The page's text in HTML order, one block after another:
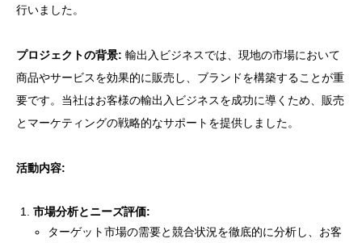
行いました。
プロジェクトの背景: 輸出入ビジネスでは、現地の市場において
商品やサービスを効果的に販売し、ブランドを構築することが重
要です。当社はお客様の輸出入ビジネスを成功に導くため、販売
とマーケティングの戦略的なサポートを提供しました。
活動内容:
市場分析とニーズ評価:
ターゲット市場の需要と競合状況を徹底的に分析し、お客